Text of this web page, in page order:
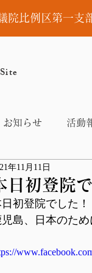
院比例区第一支
お知らせ 活動
日初登院
年11月11日
初登院でした！
児島、日本のた